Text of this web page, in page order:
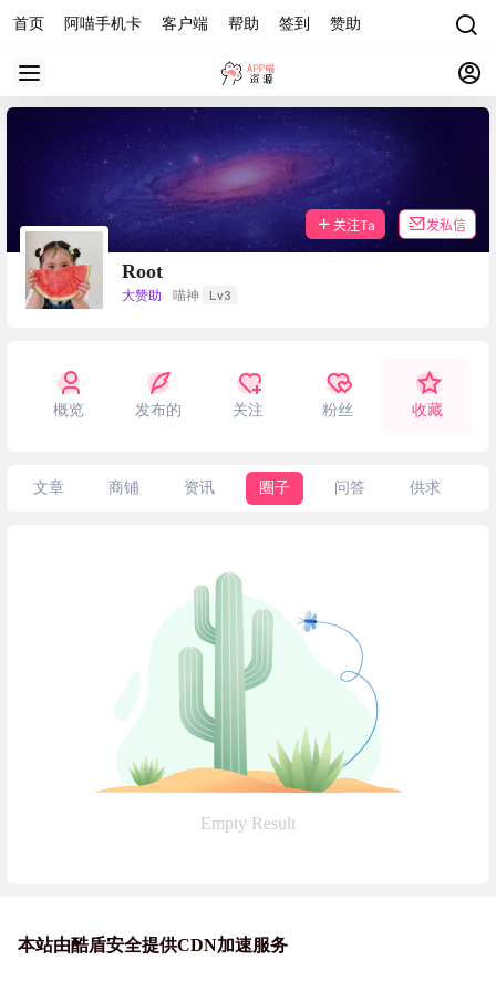
首页 阿喵手机卡 客户端 帮助 签到 赞助
Root
大赞助 喵神 Lv3
关注Ta 发私信
概览 发布的 关注 粉丝 收藏
文章 商铺 资讯 圈子 问答 供求
Empty Result
本站由酷盾安全提供CDN加速服务